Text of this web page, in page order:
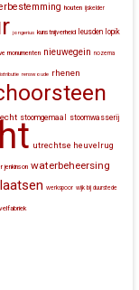
houten ijskelder
jongerius kunstnijverheid leusden lopik
monumenten nieuwegein nozema
renswoude rhenen
stoomgemaal stoomwasserij
utrechtse heuvelrug
jenkinson waterbeheersing
werkspoor wijk bij duurstede